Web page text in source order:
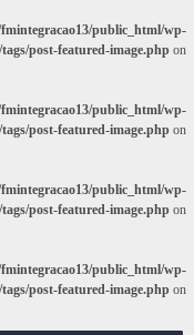
fmintegracao13/public_html/wp-
post-featured-image.php on
fmintegracao13/public_html/wp-
post-featured-image.php on
fmintegracao13/public_html/wp-
post-featured-image.php on
fmintegracao13/public_html/wp-
post-featured-image.php on